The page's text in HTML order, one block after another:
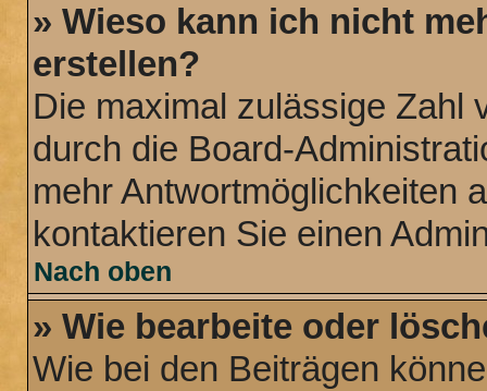
» Wieso kann ich nicht
erstellen?
Die maximal zulässige Zahl
durch die Board-
mehr Antwortmöglichkeiten
kontaktieren Sie einen
Nach oben
» Wie bearbeite oder
Wie bei den Beiträgen